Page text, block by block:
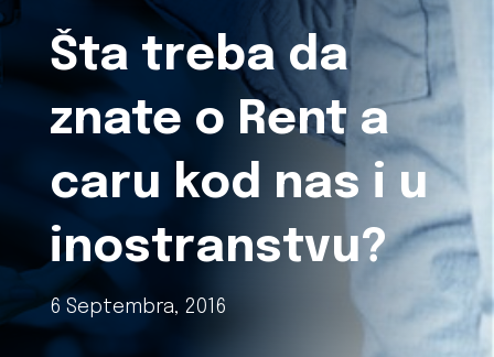
Šta treba da
znate o Rent a
caru kod nas i u
inostranstvu?
6 Septembra, 2016